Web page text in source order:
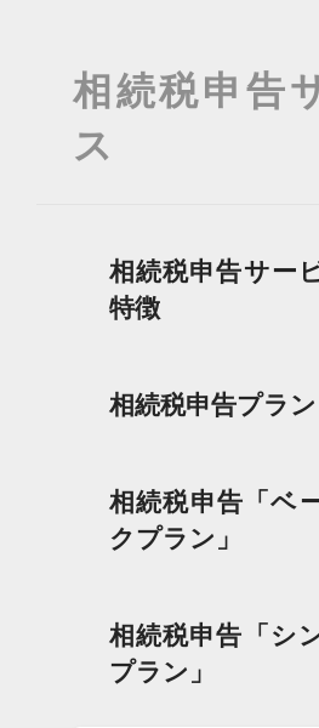
相続税申告
ス
相続税申告サー
特徴
相続税申告プラン
相続税申告「ベ
クプラン」
相続税申告「シ
プラン」